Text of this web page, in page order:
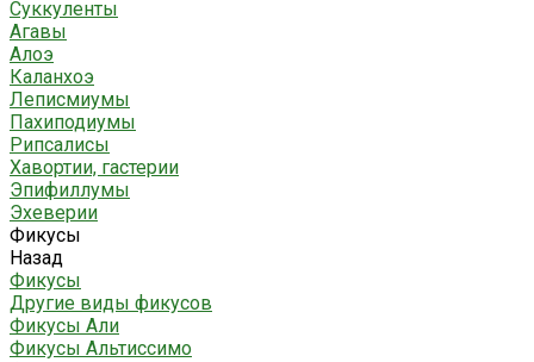
Суккуленты
Агавы
Алоэ
Каланхоэ
Леписмиумы
Пахиподиумы
Рипсалисы
Хавортии, гастерии
Эпифиллумы
Эхеверии
Фикусы
Назад
Фикусы
Другие виды фикусов
Фикусы Али
Фикусы Альтиссимо